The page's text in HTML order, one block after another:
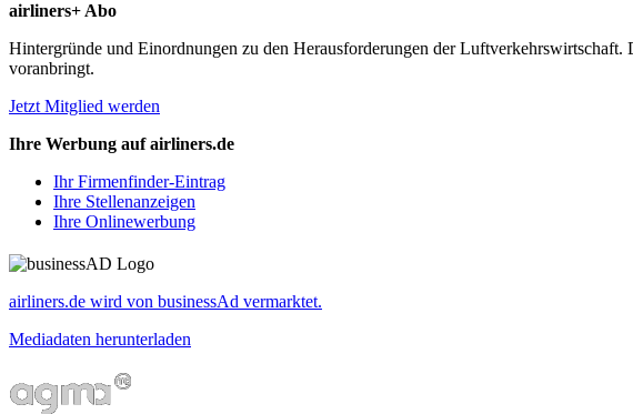
airliners+ Abo
Hintergründe und Einordnungen zu den Herausforderungen der
voranbringt.
Jetzt Mitglied werden
Ihre Werbung auf airliners.de
Ihr Firmenfinder-Eintrag
Ihre Stellenanzeigen
Ihre Onlinewerbung
airliners.de wird von businessAd vermarktet.
Mediadaten herunterladen